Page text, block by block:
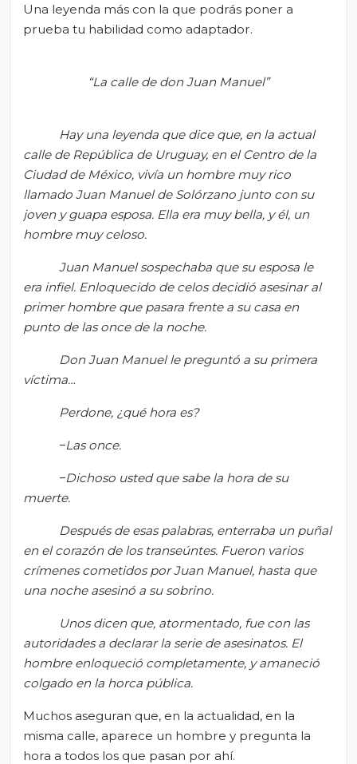
Una leyenda más con la que podrás poner a
prueba tu habilidad como adaptador.
“La calle de don Juan Manuel”
Hay una leyenda que dice que, en la actual
calle de República de Uruguay, en el Centro de la
Ciudad de México, vivía un hombre muy rico
llamado Juan Manuel de Solórzano junto con su
joven y guapa esposa. Ella era muy bella, y él, un
hombre muy celoso.
Juan Manuel sospechaba que su esposa le
era infiel. Enloquecido de celos decidió asesinar al
primer hombre que pasara frente a su casa en
punto de las once de la noche.
Don Juan Manuel le preguntó a su primera
víctima…
Perdone, ¿qué hora es?
‒Las once.
‒Dichoso usted que sabe la hora de su
muerte.
Después de esas palabras, enterraba un puñal
en el corazón de los transeúntes. Fueron varios
crímenes cometidos por Juan Manuel, hasta que
una noche asesinó a su sobrino.
Unos dicen que, atormentado, fue con las
autoridades a declarar la serie de asesinatos. El
hombre enloqueció completamente, y amaneció
colgado en la horca pública.
Muchos aseguran que, en la actualidad, en la
misma calle, aparece un hombre y pregunta la
hora a todos los que pasan por ahí.